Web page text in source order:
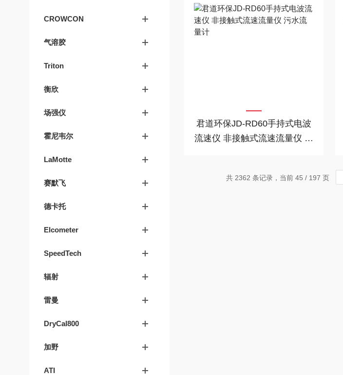
CROWCON
气溶胶
Triton
衡欣
场强仪
霍尼韦尔
LaMotte
赛默飞
德卡托
Elcometer
SpeedTech
辐射
雷曼
DryCal800
加野
ATI
君道环保JD-RD60手持式电波
流速仪 非接触式流速流量仪 污
共 2362 条记录，当前 45 / 197 页